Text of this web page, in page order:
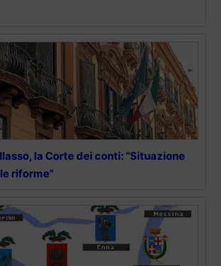
la Corte dei conti: “Situazione
riforme”